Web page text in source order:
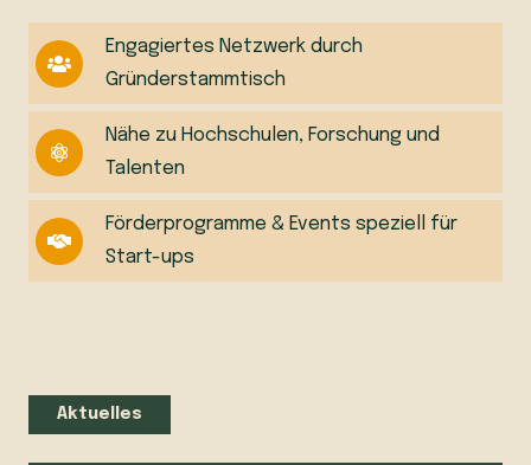
Engagiertes Netzwerk durch
Gründerstammtisch
Nähe zu Hochschulen, Forschung und
Talenten
Förderprogramme & Events speziell für
Start-ups
Aktuelles